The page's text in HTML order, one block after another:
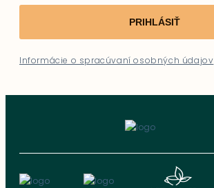
PRIHLÁSIŤ
Informácie o spracúvaní osobných údajov